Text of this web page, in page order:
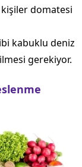
domatesi
kabuklu deniz
gerekiyor.